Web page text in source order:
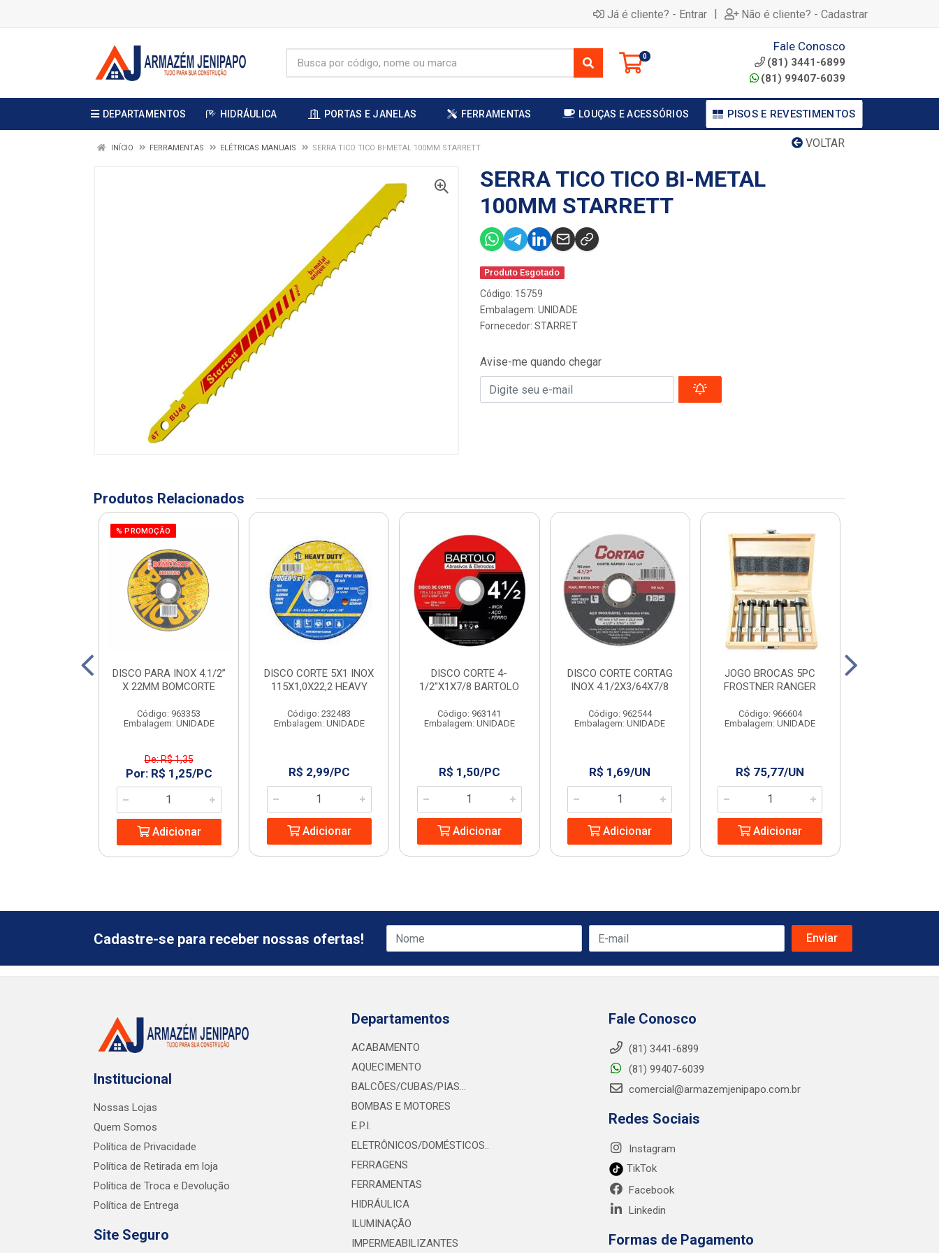
Já é cliente? - Entrar | Não é cliente? - Cadastrar
0
Fale Conosco
(81) 3441-6899
(81) 99407-6039
DEPARTAMENTOS HIDRÁULICA PORTAS E JANELAS FERRAMENTAS LOUÇAS E ACESSÓRIOS PISOS E REVESTIMENTOS
VOLTAR
INÍCIO FERRAMENTAS ELÉTRICAS MANUAIS SERRA TICO TICO BI-METAL 100MM STARRETT
SERRA TICO TICO BI-METAL
100MM STARRETT
Produto Esgotado
Código: 15759
Embalagem: UNIDADE
Fornecedor: STARRET
Avise-me quando chegar
Produtos Relacionados
% PROMOÇÃO
DISCO PARA INOX 4.1/2”
X 22MM BOMCORTE
Código: 963353
Embalagem: UNIDADE
De: R$ 1,35
Por: R$ 1,25/PC
Adicionar
DISCO CORTE 5X1 INOX
115X1,0X22,2 HEAVY
Código: 232483
Embalagem: UNIDADE
R$ 2,99/PC
Adicionar
DISCO CORTE 4-
1/2”X1X7/8 BARTOLO
Código: 963141
Embalagem: UNIDADE
R$ 1,50/PC
Adicionar
DISCO CORTE CORTAG
INOX 4.1/2X3/64X7/8
Código: 962544
Embalagem: UNIDADE
R$ 1,69/UN
Adicionar
JOGO BROCAS 5PC
FROSTNER RANGER
Código: 966604
Embalagem: UNIDADE
R$ 75,77/UN
Adicionar
Cadastre-se para receber nossas ofertas!
Institucional
Nossas Lojas
Quem Somos
Política de Privacidade
Política de Retirada em loja
Política de Troca e Devolução
Política de Entrega
Site Seguro
Departamentos
ACABAMENTO
AQUECIMENTO
BALCÕES/CUBAS/PIAS...
BOMBAS E MOTORES
E.P.I.
ELETRÔNICOS/DOMÉSTICOS..
FERRAGENS
FERRAMENTAS
HIDRÁULICA
ILUMINAÇÃO
IMPERMEABILIZANTES
Fale Conosco
(81) 3441-6899
(81) 99407-6039
comercial@armazemjenipapo.com.br
Redes Sociais
Instagram
TikTok
Facebook
Linkedin
Formas de Pagamento